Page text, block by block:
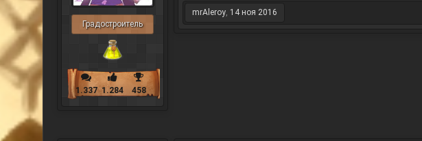
Градостроитель
1.337 1.284 458
mrAleroy, 14 ноя 2016